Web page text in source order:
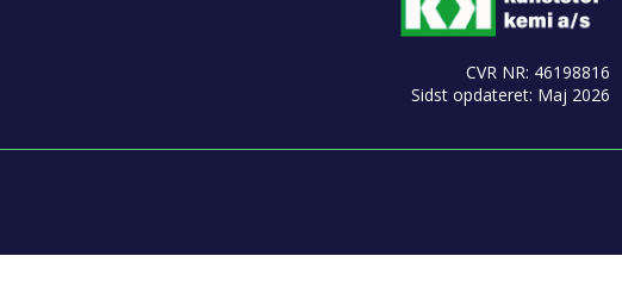
CVR NR: 46198816
Sidst opdateret: Maj 2026